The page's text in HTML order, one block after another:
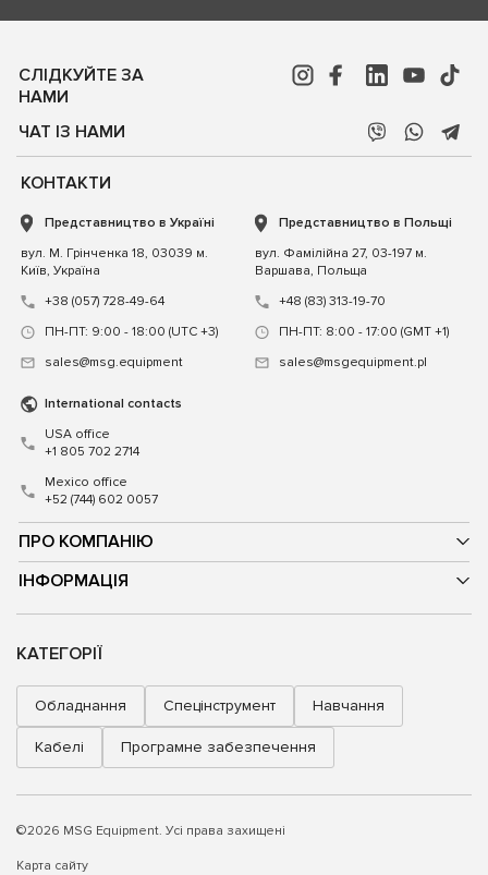
СЛІДКУЙТЕ ЗА
НАМИ
ЧАТ ІЗ НАМИ
ПРО КОМПАНІЮ
ІНФОРМАЦІЯ
КОНТАКТИ
Представництво в Україні
вул. М. Грінченка 18, 03039 м.
Київ, Україна
+38 (057) 728-49-64
ПН-ПТ: 9:00 - 18:00 (UTC +3)
sales@msg.equipment
Представництво в Польщі
вул. Фамілійна 27, 03-197 м.
Варшава, Польща
+48 (83) 313-19-70
ПН-ПТ: 8:00 - 17:00 (GMT +1)
sales@msgequipment.pl
International contacts
USA office
+1 805 702 2714
Mexico office
+52 (744) 602 0057
КАТЕГОРІЇ
Обладнання Спецінструмент Навчання
Кабелі Програмне забезпечення
©2026 MSG Equipment. Усі права захищені
Карта сайту